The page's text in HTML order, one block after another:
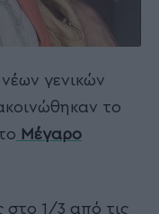
γενικών
το
Μέγαρο
στο 1/3 από τις